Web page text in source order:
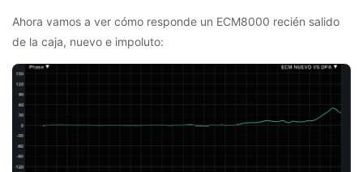
Ahora vamos a ver cómo responde un ECM8000 recién salido
de la caja, nuevo e impoluto: